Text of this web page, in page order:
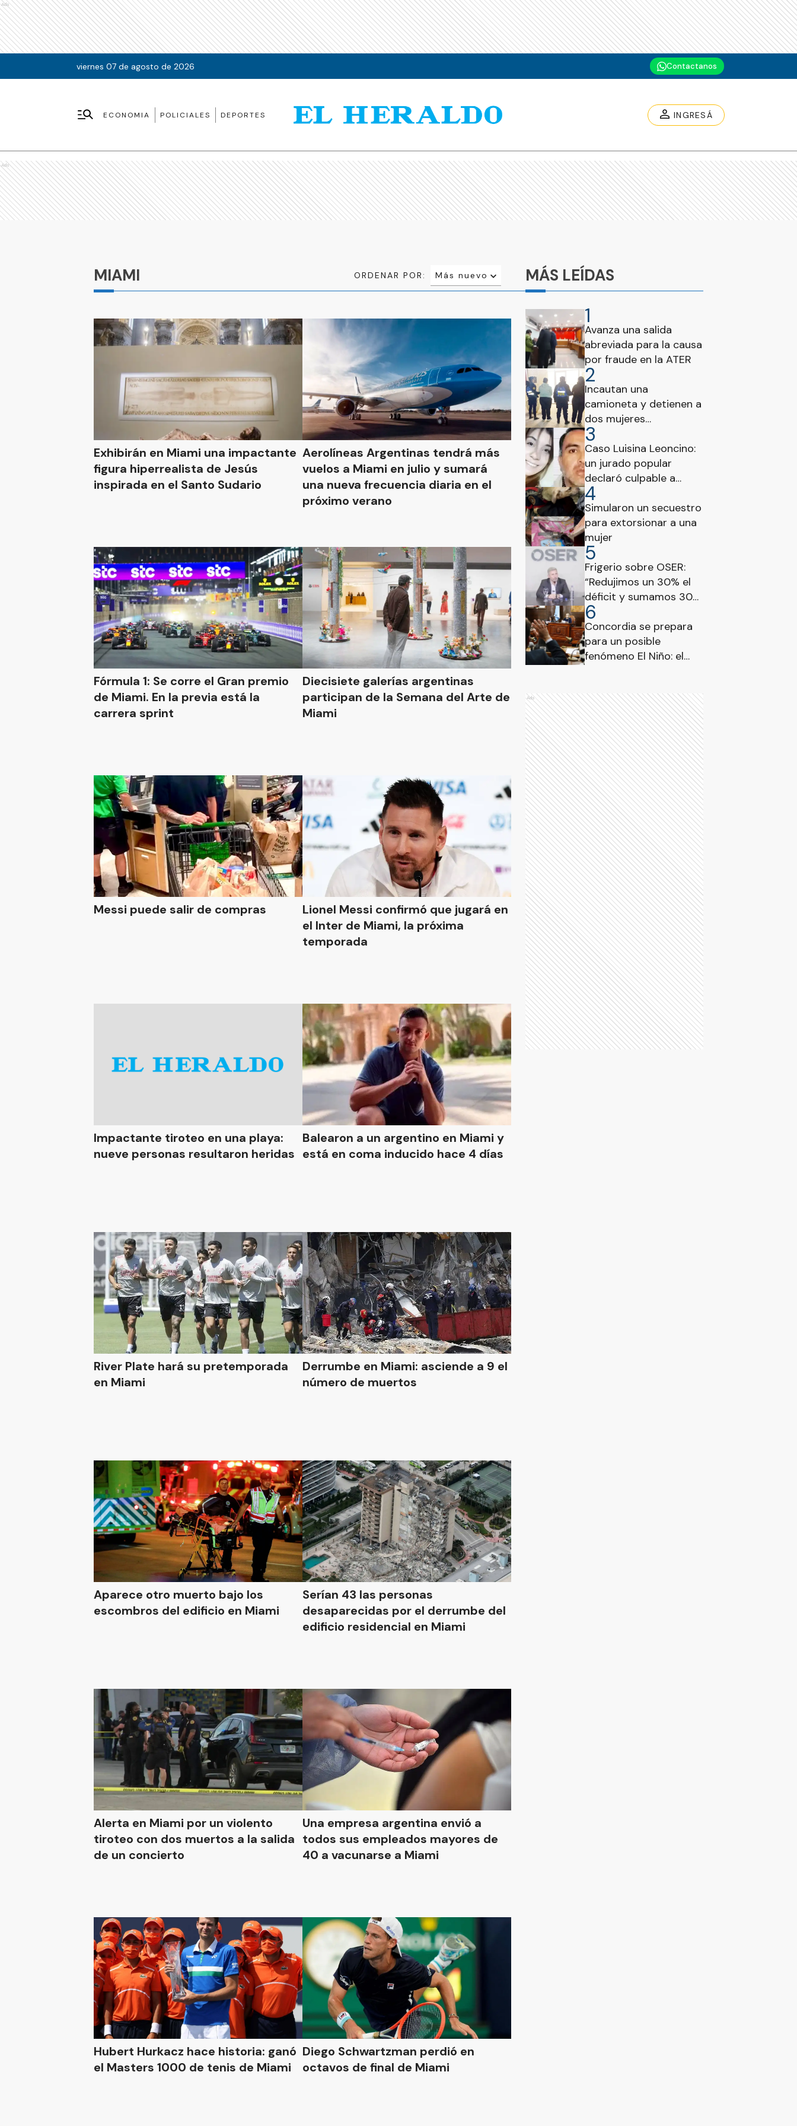
Ads
viernes 07 de agosto de 2026 Contactanos
ECONOMIA POLICIALES DEPORTES INGRESÁ
Ads
MIAMI ORDENAR POR:
Más nuevo
Relevancia
Exhibirán en Miami una impactante
figura hiperrealista de Jesús
inspirada en el Santo Sudario
Aerolíneas Argentinas tendrá más
vuelos a Miami en julio y sumará
una nueva frecuencia diaria en el
próximo verano
Fórmula 1: Se corre el Gran premio
de Miami. En la previa está la
carrera sprint
Diecisiete galerías argentinas
participan de la Semana del Arte de
Miami
Messi puede salir de compras
Lionel Messi confirmó que jugará en
el Inter de Miami, la próxima
temporada
Impactante tiroteo en una playa:
nueve personas resultaron heridas
Balearon a un argentino en Miami y
está en coma inducido hace 4 días
River Plate hará su pretemporada
en Miami
Derrumbe en Miami: asciende a 9 el
número de muertos
Aparece otro muerto bajo los
escombros del edificio en Miami
Serían 43 las personas
desaparecidas por el derrumbe del
edificio residencial en Miami
Alerta en Miami por un violento
tiroteo con dos muertos a la salida
de un concierto
Una empresa argentina envió a
todos sus empleados mayores de
40 a vacunarse a Miami
Hubert Hurkacz hace historia: ganó
el Masters 1000 de tenis de Miami
Diego Schwartzman perdió en
octavos de final de Miami
MÁS LEÍDAS
1
Avanza una salida
abreviada para la causa
por fraude en la ATER
2
Incautan una
camioneta y detienen a
dos mujeres
paraguayas en el
Puesto Vial Brazo Largo
3
Caso Luisina Leoncino:
un jurado popular
declaró culpable a
Horacio Rafael Benítez
por femicidio
4
Simularon un secuestro
para extorsionar a una
mujer
5
Frigerio sobre OSER:
“Redujimos un 30% el
déficit y sumamos 300
mil prestaciones”
6
Concordia se prepara
para un posible
fenómeno El Niño: el
climática
Ads